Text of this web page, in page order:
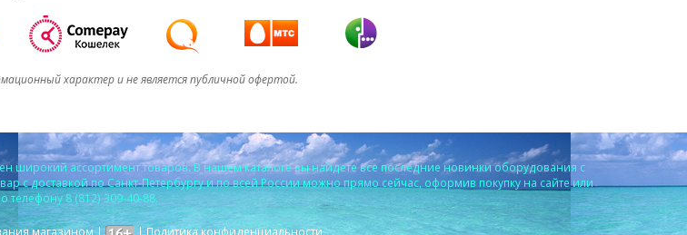
характер и не является публичной офертой.
широкий ассортимент товаров. В нашем каталоге вы найдете все последние новинки оборудования с
с доставкой по Санкт-Петербургу и по всей России можно прямо сейчас, оформив покупку на сайте или
телефону 8 (812) 309-40-88.
магазином| |Политика конфиденциальности